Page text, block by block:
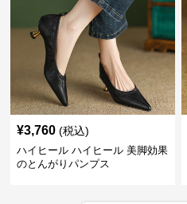
¥3,760 (税込)
ハイヒール ハイヒール 美脚効果
のとんがりパンプス